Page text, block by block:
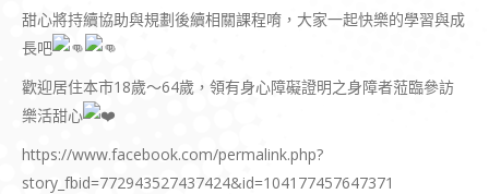
甜心將持續協助與規劃後續相關課程唷，大家一起快樂的學習與成
長吧
歡迎居住本市18歲～64歲，領有身心障礙證明之身障者蒞臨參訪
樂活甜心
https://www.facebook.com/permalink.php?
story_fbid=772943527437424&id=104177457647371